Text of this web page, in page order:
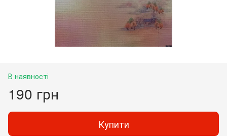
В наявності
190 грн
Купити